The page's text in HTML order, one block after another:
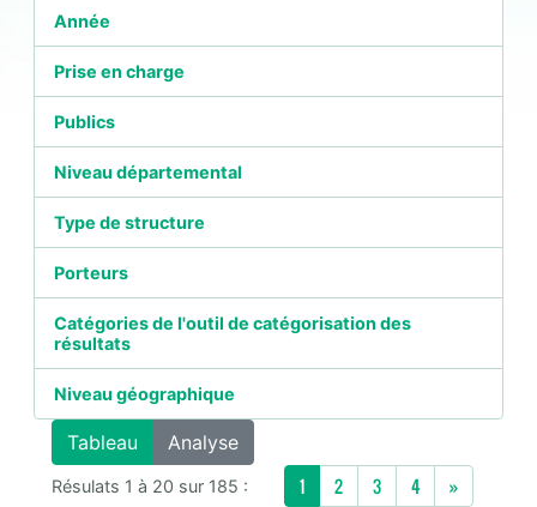
Année
Prise en charge
Publics
Niveau départemental
Type de structure
Porteurs
Catégories de l'outil de catégorisation des
résultats
Niveau géographique
Tableau Analyse
Résulats 1 à 20 sur 185 : 1 2 3 4 »Next